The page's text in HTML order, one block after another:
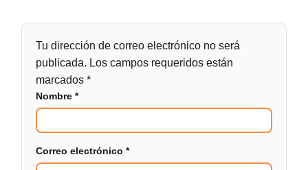
Tu dirección de correo electrónico no será
publicada. Los campos requeridos están
marcados*
Nombre*
Correo electrónico*